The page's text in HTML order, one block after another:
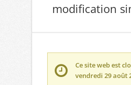
modification
Ce site web est
vendredi 29 août